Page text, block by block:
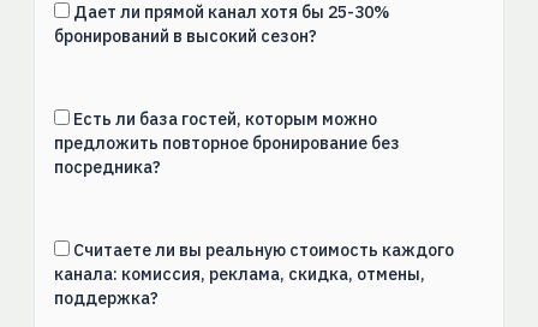
Дает ли прямой канал хотя бы 25-30%
бронирований в высокий сезон?
Есть ли база гостей, которым можно
предложить повторное бронирование без
посредника?
Считаете ли вы реальную стоимость каждого
канала: комиссия, реклама, скидка, отмены,
поддержка?